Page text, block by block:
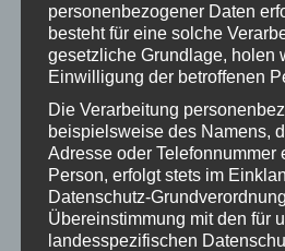
Februar 2023
Januar 2023
Dezember 2022
Oktober 2022
September 2022
Juni 2022
personenbezogener Daten
besteht für eine solche
gesetzliche Grundlage, holen
Einwilligung der betroffenen
Die Verarbeitung
beispielsweise des Namens,
Adresse oder Telefonnummer
Person, erfolgt stets im
Datenschutz-
Übereinstimmung mit den für
landesspezifischen